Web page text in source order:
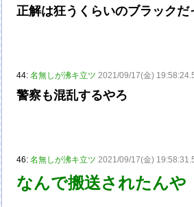
正解は狂うくらいのブラックだ
44:名無しが沸キ立ツ 2021/09/17(金)
警察も混乱するやろ
46:名無しが沸キ立ツ 2021/09/17(金)
なんで搬送されたんや